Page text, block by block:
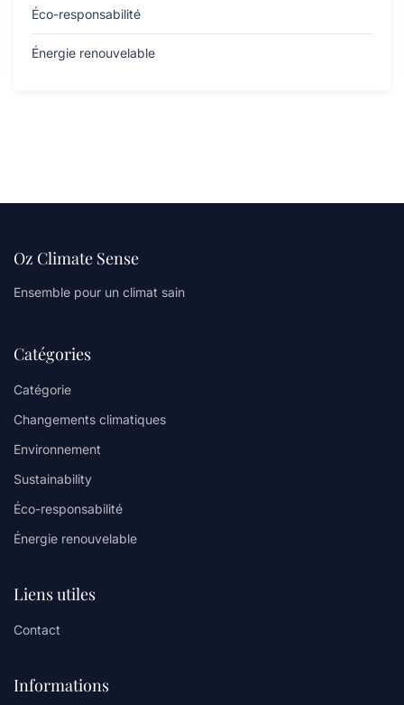
Éco-responsabilité
Énergie renouvelable
Oz Climate Sense
Ensemble pour un climat sain
Catégories
Catégorie
Changements climatiques
Environnement
Sustainability
Éco-responsabilité
Énergie renouvelable
Liens utiles
Contact
Informations